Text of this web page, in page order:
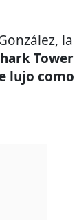
Tower
lujo como